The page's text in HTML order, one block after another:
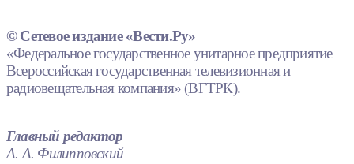
© Сетевое издание «Вести.Ру»
«Федеральное государственное унитарное предприятие
Всероссийская государственная телевизионная и
радиовещательная компания» (ВГТРК).
Главный редактор
А. А. Филипповский